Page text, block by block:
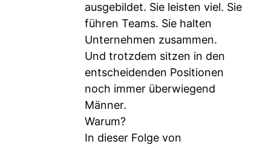
ausgebildet. Sie leisten viel. Sie
führen Teams. Sie halten
Unternehmen zusammen.
Und trotzdem sitzen in den
entscheidenden Positionen
noch immer überwiegend
Männer.
Warum?
In dieser Folge von